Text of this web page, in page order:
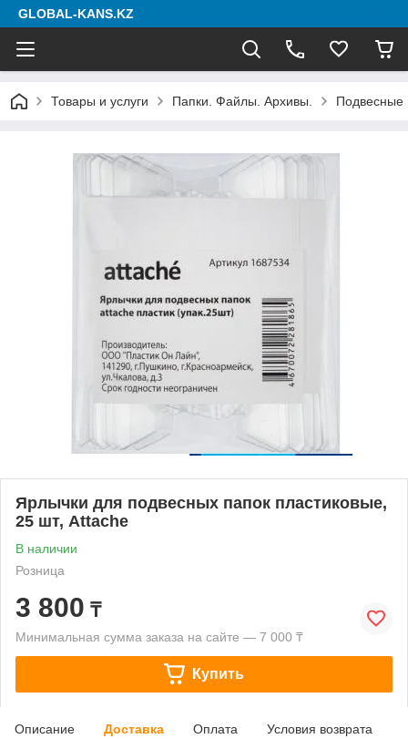
GLOBAL-KANS.KZ
Товары и услуги Папки. Файлы. Архивы. Подвесные
Ярлычки для подвесных папок пластиковые,
25 шт, Attache
В наличии
Розница
3 800 ₸
Минимальная сумма заказа на сайте — 7 000 ₸
Купить
Описание Доставка Оплата Условия возврата